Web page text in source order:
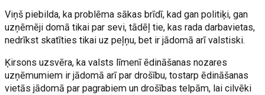
Viņš piebilda, ka problēma sākas brīdī, kad gan politiķi, gan
uzņēmēji domā tikai par sevi, tādēļ tie, kas rada darbavietas,
nedrīkst skatīties tikai uz peļņu, bet ir jādomā arī valstiski.
Ķirsons uzsvēra, ka valsts līmenī ēdināšanas nozares
uzņēmumiem ir jādomā arī par drošību, tostarp ēdināšanas
vietās jādomā par pagrabiem un drošības telpām, lai cilvēki